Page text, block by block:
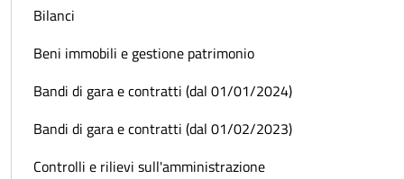
Bilanci
Beni immobili e gestione patrimonio
Bandi di gara e contratti (dal 01/01/2024)
Bandi di gara e contratti (dal 01/02/2023)
Controlli e rilievi sull'amministrazione